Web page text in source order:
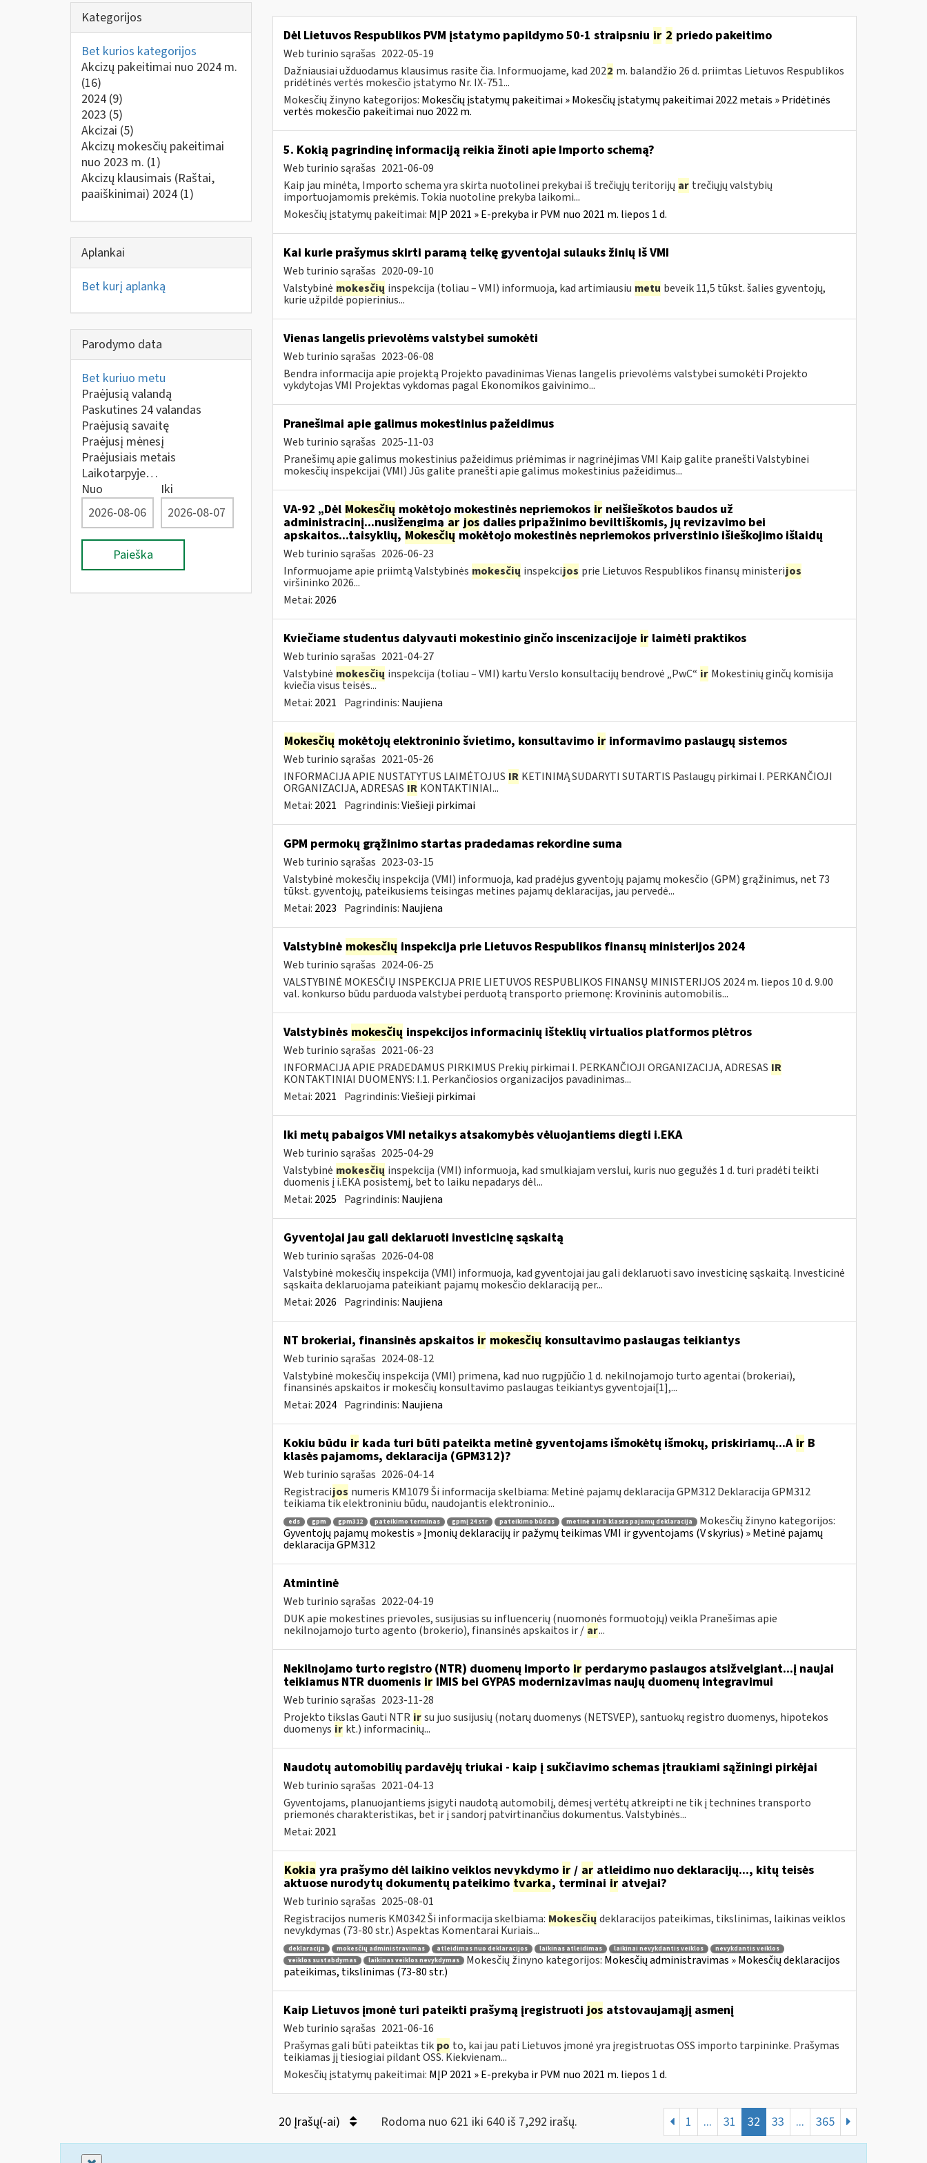
Kategorijos
Bet kurios kategorijos
Akcizų pakeitimai nuo 2024 m.
(16)
2024 (9)
2023 (5)
Akcizai (5)
Akcizų mokesčių pakeitimai
nuo 2023 m. (1)
Akcizų klausimais (Raštai,
paaiškinimai) 2024 (1)
Aplankai
Bet kurį aplanką
Parodymo data
Bet kuriuo metu
Praėjusią valandą
Paskutines 24 valandas
Praėjusią savaitę
Praėjusį mėnesį
Praėjusiais metais
Laikotarpyje…
Nuo
Iki
Paieška
Dėl Lietuvos Respublikos PVM įstatymo papildymo 50-1 straipsniu ir 2 priedo pakeitimo
Web turinio sąrašas 2022-05-19
Dažniausiai užduodamus klausimus rasite čia. Informuojame, kad 2022 m. balandžio 26 d. priimtas Lietuvos Respublikos
pridėtinės vertės mokesčio įstatymo Nr. IX-751...
Mokesčių žinyno kategorijos: Mokesčių įstatymų pakeitimai » Mokesčių įstatymų pakeitimai 2022 metais » Pridėtinės
vertės mokesčio pakeitimai nuo 2022 m.
5. Kokią pagrindinę informaciją reikia žinoti apie Importo schemą?
Web turinio sąrašas 2021-06-09
Kaip jau minėta, Importo schema yra skirta nuotolinei prekybai iš trečiųjų teritorijų ar trečiųjų valstybių
importuojamomis prekėmis. Tokia nuotoline prekyba laikomi...
Mokesčių įstatymų pakeitimai: MĮP 2021 » E-prekyba ir PVM nuo 2021 m. liepos 1 d.
Kai kurie prašymus skirti paramą teikę gyventojai sulauks žinių iš VMI
Web turinio sąrašas 2020-09-10
Valstybinė mokesčių inspekcija (toliau – VMI) informuoja, kad artimiausiu metu beveik 11,5 tūkst. šalies gyventojų,
kurie užpildė popierinius...
Vienas langelis prievolėms valstybei sumokėti
Web turinio sąrašas 2023-06-08
Bendra informacija apie projektą Projekto pavadinimas Vienas langelis prievolėms valstybei sumokėti Projekto
vykdytojas VMI Projektas vykdomas pagal Ekonomikos gaivinimo...
Pranešimai apie galimus mokestinius pažeidimus
Web turinio sąrašas 2025-11-03
Pranešimų apie galimus mokestinius pažeidimus priėmimas ir nagrinėjimas VMI Kaip galite pranešti Valstybinei
mokesčių inspekcijai (VMI) Jūs galite pranešti apie galimus mokestinius pažeidimus...
VA-92 „Dėl Mokesčių mokėtojo mokestinės nepriemokos irneišieškotos baudos už
administracinį...nusižengimąar jos dalies pripažinimo beviltiškomis, jų revizavimo bei
apskaitos...taisyklių, Mokesčiųmokėtojo mokestinės nepriemokos priverstinio išieškojimo išlaidų
Web turinio sąrašas 2026-06-23
Informuojame apie priimtą Valstybinės mokesčių inspekcijos prie Lietuvos Respublikos finansų ministerijos
viršininko 2026...
Metai: 2026
Kviečiame studentus dalyvauti mokestinio ginčo inscenizacijoje irlaimėti praktikos
Web turinio sąrašas 2021-04-27
Valstybinė mokesčių inspekcija (toliau – VMI) kartu Verslo konsultacijų bendrovė „PwC“ ir Mokestinių ginčų komisija
kviečia visus teisės...
Metai: 2021 Pagrindinis: Naujiena
Mokesčių mokėtojų elektroninio švietimo, konsultavimo irinformavimo paslaugų sistemos
Web turinio sąrašas 2021-05-26
INFORMACIJA APIE NUSTATYTUS LAIMĖTOJUS IR KETINIMĄ SUDARYTI SUTARTIS Paslaugų pirkimai I. PERKANČIOJI
ORGANIZACIJA, ADRESAS IR KONTAKTINIAI...
Metai: 2021 Pagrindinis:Viešieji pirkimai
GPM permokų grąžinimo startas pradedamas rekordine suma
Web turinio sąrašas 2023-03-15
Valstybinė mokesčių inspekcija (VMI) informuoja, kad pradėjus gyventojų pajamų mokesčio (GPM) grąžinimus, net 73
tūkst. gyventojų, pateikusiems teisingas metines pajamų deklaracijas, jau pervedė...
Metai: 2023 Pagrindinis: Naujiena
Valstybinė mokesčių inspekcija prie Lietuvos Respublikos finansų ministerijos 2024
Web turinio sąrašas 2024-06-25
VALSTYBINĖ MOKESČIŲ INSPEKCIJA PRIE LIETUVOS RESPUBLIKOS FINANSŲ MINISTERIJOS 2024 m. liepos 10 d. 9.00
val. konkurso būdu parduoda valstybei perduotą transporto priemonę: Krovininis automobilis...
Valstybinės mokesčių inspekcijos informacinių išteklių virtualios platformos plėtros
Web turinio sąrašas 2021-06-23
INFORMACIJA APIE PRADEDAMUS PIRKIMUS Prekių pirkimai I. PERKANČIOJI ORGANIZACIJA, ADRESAS IR
KONTAKTINIAI DUOMENYS: I.1. Perkančiosios organizacijos pavadinimas...
Metai: 2021 Pagrindinis:Viešieji pirkimai
Iki metų pabaigos VMI netaikys atsakomybės vėluojantiems diegti i.EKA
Web turinio sąrašas 2025-04-29
Valstybinė mokesčių inspekcija (VMI) informuoja, kad smulkiajam verslui, kuris nuo gegužės 1 d. turi pradėti teikti
duomenis į i.EKA posistemį, bet to laiku nepadarys dėl...
Metai: 2025 Pagrindinis: Naujiena
Gyventojai jau gali deklaruoti investicinę sąskaitą
Web turinio sąrašas 2026-04-08
Valstybinė mokesčių inspekcija (VMI) informuoja, kad gyventojai jau gali deklaruoti savo investicinę sąskaitą. Investicinė
sąskaita deklaruojama pateikiant pajamų mokesčio deklaraciją per...
Metai: 2026 Pagrindinis: Naujiena
NT brokeriai, finansinės apskaitos ir mokesčių konsultavimo paslaugas teikiantys
Web turinio sąrašas 2024-08-12
Valstybinė mokesčių inspekcija (VMI) primena, kad nuo rugpjūčio 1 d. nekilnojamojo turto agentai (brokeriai),
finansinės apskaitos ir mokesčių konsultavimo paslaugas teikiantys gyventojai[1],...
Metai: 2024 Pagrindinis: Naujiena
Kokiu būdu irkada turi būti pateikta metinė gyventojams išmokėtų išmokų, priskiriamų...A irB
klasės pajamoms, deklaracija (GPM312)?
Web turinio sąrašas 2026-04-14
Registracijos numeris KM1079 Ši informacija skelbiama: Metinė pajamų deklaracija GPM312 Deklaracija GPM312
teikiama tik elektroniniu būdu, naudojantis elektroninio...
eds gpm gpm312 pateikimo terminas gpmį 24 str pateikimo būdas metinė a ir b klasės pajamų deklaracija
Mokesčių žinyno kategorijos:
Gyventojų pajamų mokestis » Įmonių deklaracijų ir pažymų teikimas VMI ir gyventojams (V skyrius) » Metinė pajamų
deklaracija GPM312
Atmintinė
Web turinio sąrašas 2022-04-19
DUK apie mokestines prievoles, susijusias su influencerių (nuomonės formuotojų) veikla Pranešimas apie
nekilnojamojo turto agento (brokerio), finansinės apskaitos ir / ar...
Nekilnojamo turto registro (NTR) duomenų importo irperdarymo paslaugos atsižvelgiant...į naujai
teikiamus NTR duomenis irIMIS bei GYPAS modernizavimas naujų duomenų integravimui
Web turinio sąrašas 2023-11-28
Projekto tikslas Gauti NTR ir su juo susijusių (notarų duomenys (NETSVEP), santuokų registro duomenys, hipotekos
duomenys ir kt.) informacinių...
Naudotų automobilių pardavėjų triukai - kaip į sukčiavimo schemas įtraukiami sąžiningi pirkėjai
Web turinio sąrašas 2021-04-13
Gyventojams, planuojantiems įsigyti naudotą automobilį, dėmesį vertėtų atkreipti ne tik į technines transporto
priemonės charakteristikas, bet ir į sandorį patvirtinančius dokumentus. Valstybinės...
Metai: 2021
Kokia yra prašymo dėl laikino veiklos nevykdymo ir/ aratleidimo nuo deklaracijų..., kitų teisės
aktuose nurodytų dokumentų pateikimo tvarka, terminai iratvejai?
Web turinio sąrašas 2025-08-01
Registracijos numeris KM0342 Ši informacija skelbiama: Mokesčių deklaracijos pateikimas, tikslinimas, laikinas veiklos
nevykdymas (73-80 str.) Aspektas Komentarai Kuriais...
deklaracija mokesčių administravimas atleidimas nuo deklaracijos laikinas atleidimas laikinai nevykdantis veiklos
nevykdantis veiklos
veiklos sustabdymas
laikinas veiklos nevykdymas Mokesčių žinyno kategorijos: Mokesčių administravimas » Mokesčių deklaracijos
pateikimas, tikslinimas (73-80 str.)
Kaip Lietuvos įmonė turi pateikti prašymą įregistruoti jos atstovaujamąjį asmenį
Web turinio sąrašas 2021-06-16
Prašymas gali būti pateiktas tik po to, kai jau pati Lietuvos įmonė yra įregistruotas OSS importo tarpininke. Prašymas
teikiamas jį tiesiogiai pildant OSS. Kiekvienam...
Mokesčių įstatymų pakeitimai: MĮP 2021 » E-prekyba ir PVM nuo 2021 m. liepos 1 d.
20 Įrašų(-ai) Rodoma nuo 621 iki 640 iš 7,292 irašų. 1 ... 31 32 33 ... 365